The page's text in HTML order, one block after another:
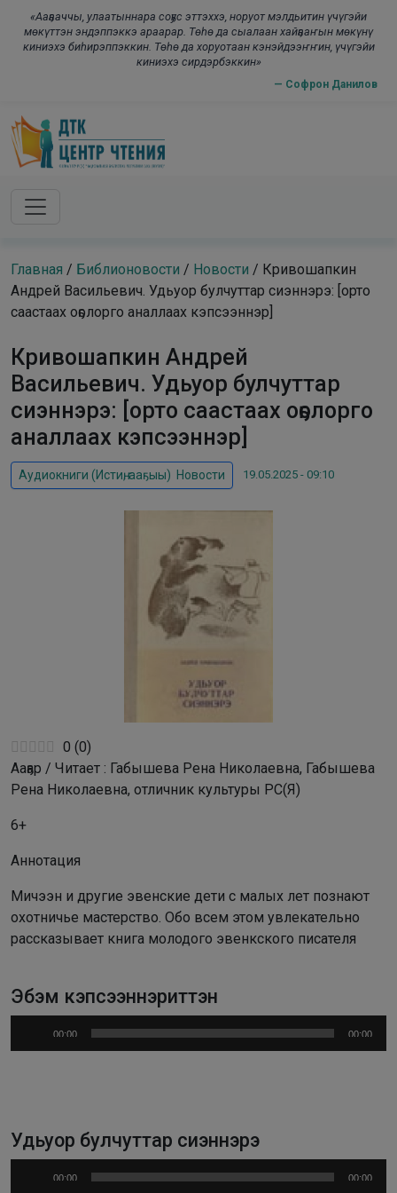
«Ааҕааччы, улаатыннара соҕус эттэххэ, норуот мэлдьитин үчүгэйи
мөкүттэн эндэппэккэ араарар. Төһө да сыалаан хайҕааҥын мөкүнү
киниэхэ биһирэппэккин. Төһө да хоруотаан кэнэйдээҥҥин, үчүгэйи
киниэхэ сирдэрбэккин»
— Софрон Данилов
Skip to main content
Главная / Библионовости / Новости / Кривошапкин
Андрей Васильевич. Удьуор булчуттар сиэннэрэ: [орто
саастаах оҕолорго аналлаах кэпсээннэр]
Кривошапкин Андрей
Васильевич. Удьуор булчуттар
сиэннэрэ: [орто саастаах оҕолорго
аналлаах кэпсээннэр]
Аудиокниги (Истиҥ, ааҕыы) Новости 19.05.2025 - 09:10
0 (0)
Ааҕар / Читает : Габышева Рена Николаевна, Габышева
Рена Николаевна, отличник культуры РС(Я)
6+
Аннотация
Мичээн и другие эвенские дети с малых лет познают
охотничье мастерство. Обо всем этом увлекательно
рассказывает книга молодого эвенкского писателя
Эбэм кэпсээннэриттэн
00:00 00:00
Удьуор булчуттар сиэннэрэ
00:00 00:00